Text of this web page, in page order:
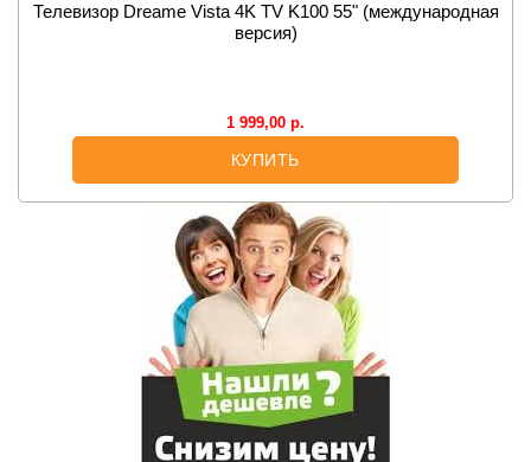
Телевизор Dreame Vista 4K TV K100 55" (международная
версия)
1 999,00 р.
КУПИТЬ